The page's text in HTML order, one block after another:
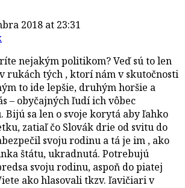
2018 at 23:31
nejakým politikom? Veď sú to len
rukách tých , ktorí nám v skutočnosti
to ide lepšie, druhým horšie a
– obyčajných ľudí ich vôbec
Bijú sa len o svoje korytá aby ľahko
zatiaľ čo Slovák drie od svitu do
svoju rodinu a tá je im , ako
štátu, ukradnutá. Potrebujú
svoju rodinu, aspoň do piatej
ako hlasovali tkzv. ľavičiari v